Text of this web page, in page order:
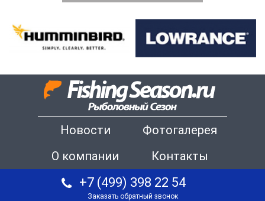
Новости
Фотогалерея
О компании
Контакты
+7 (499) 398 22 54
Заказать обратный звонок